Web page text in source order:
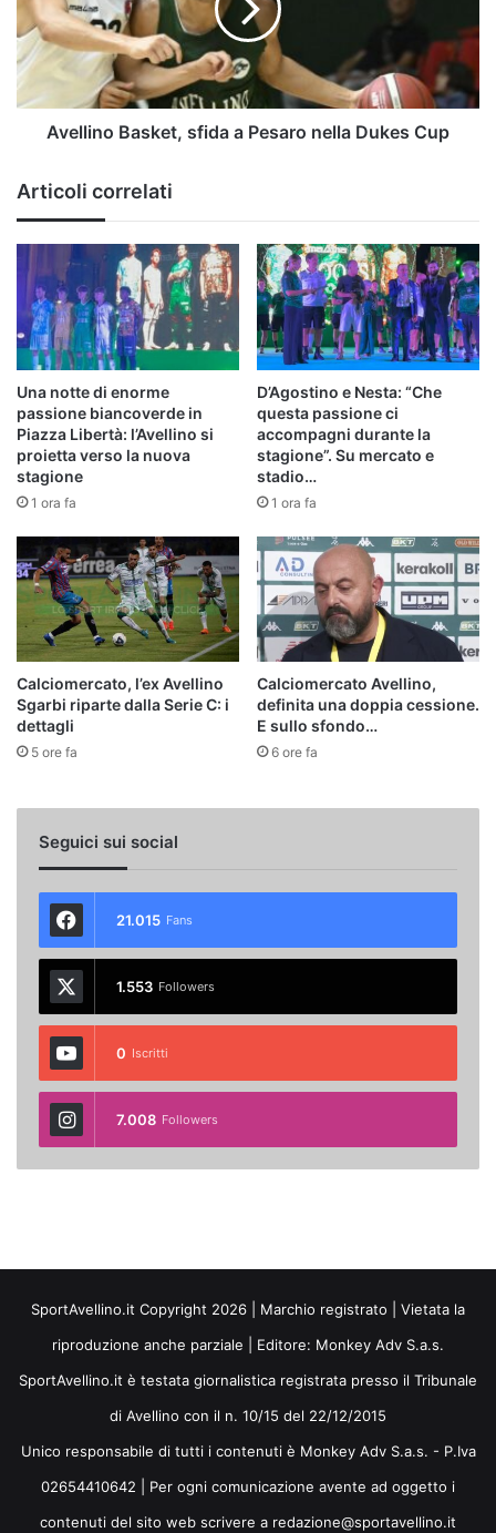
Pesaro
nella
Dukes
Cup
Avellino Basket, sfida a Pesaro nella Dukes Cup
Articoli correlati
Una notte di enorme
passione biancoverde in
Piazza Libertà: l’Avellino si
proietta verso la nuova
stagione
1 ora fa
D’Agostino e Nesta: “Che
questa passione ci
accompagni durante la
stagione”. Su mercato e
stadio…
1 ora fa
Calciomercato, l’ex Avellino
Sgarbi riparte dalla Serie C: i
dettagli
5 ore fa
Calciomercato Avellino,
definita una doppia cessione.
E sullo sfondo…
6 ore fa
Seguici sui social
21.015 Fans
1.553 Followers
0 Iscritti
7.008 Followers
SportAvellino.it Copyright 2026 | Marchio registrato | Vietata la
riproduzione anche parziale | Editore: Monkey Adv S.a.s.
SportAvellino.it è testata giornalistica registrata presso il Tribunale
di Avellino con il n. 10/15 del 22/12/2015
Unico responsabile di tutti i contenuti è Monkey Adv S.a.s. - P.Iva
02654410642 | Per ogni comunicazione avente ad oggetto i
contenuti del sito web scrivere a redazione@sportavellino.it